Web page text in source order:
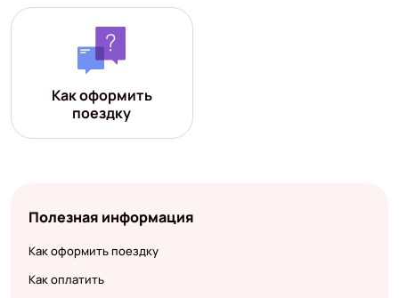
Как оформить
поездку
Полезная информация
Как оформить поездку
Как оплатить